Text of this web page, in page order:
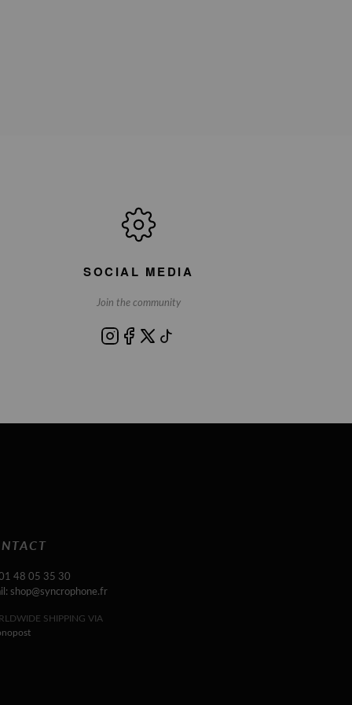
SOCIAL MEDIA
Join the community
48 05 35 30
shop@syncrophone.fr
SHIPPING VIA